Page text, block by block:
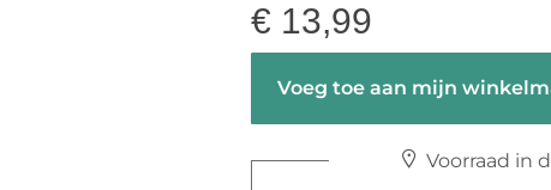
€ 13,99
Voeg toe aan mijn
Voorraad in